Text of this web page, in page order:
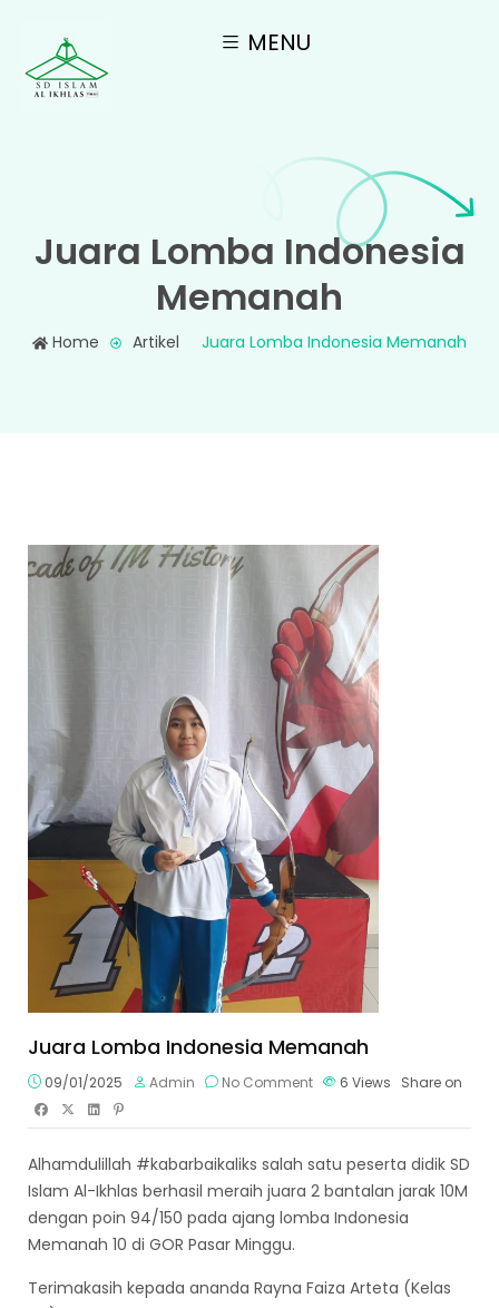
MENU
Juara Lomba Indonesia
Memanah
Home Artikel Juara Lomba Indonesia Memanah
Juara Lomba Indonesia Memanah
09/01/2025 Admin No Comment 6 Views Share on
Alhamdulillah #kabarbaikaliks salah satu peserta didik SD
Islam Al-Ikhlas berhasil meraih juara 2 bantalan jarak 10M
dengan poin 94/150 pada ajang lomba Indonesia
Memanah 10 di GOR Pasar Minggu.
Terimakasih kepada ananda Rayna Faiza Arteta (Kelas